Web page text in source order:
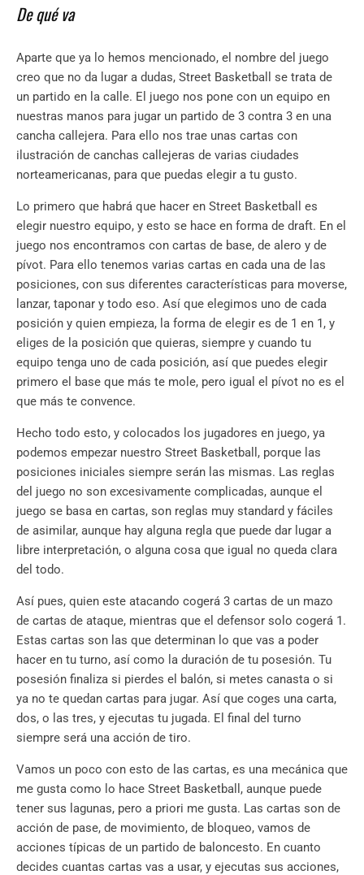
De qué va
Aparte que ya lo hemos mencionado, el nombre del juego
creo que no da lugar a dudas, Street Basketball se trata de
un partido en la calle. El juego nos pone con un equipo en
nuestras manos para jugar un partido de 3 contra 3 en una
cancha callejera. Para ello nos trae unas cartas con
ilustración de canchas callejeras de varias ciudades
norteamericanas, para que puedas elegir a tu gusto.
Lo primero que habrá que hacer en Street Basketball es
elegir nuestro equipo, y esto se hace en forma de draft. En el
juego nos encontramos con cartas de base, de alero y de
pívot. Para ello tenemos varias cartas en cada una de las
posiciones, con sus diferentes características para moverse,
lanzar, taponar y todo eso. Así que elegimos uno de cada
posición y quien empieza, la forma de elegir es de 1 en 1, y
eliges de la posición que quieras, siempre y cuando tu
equipo tenga uno de cada posición, así que puedes elegir
primero el base que más te mole, pero igual el pívot no es el
que más te convence.
Hecho todo esto, y colocados los jugadores en juego, ya
podemos empezar nuestro Street Basketball, porque las
posiciones iniciales siempre serán las mismas. Las reglas
del juego no son excesivamente complicadas, aunque el
juego se basa en cartas, son reglas muy standard y fáciles
de asimilar, aunque hay alguna regla que puede dar lugar a
libre interpretación, o alguna cosa que igual no queda clara
del todo.
Así pues, quien este atacando cogerá 3 cartas de un mazo
de cartas de ataque, mientras que el defensor solo cogerá 1.
Estas cartas son las que determinan lo que vas a poder
hacer en tu turno, así como la duración de tu posesión. Tu
posesión finaliza si pierdes el balón, si metes canasta o si
ya no te quedan cartas para jugar. Así que coges una carta,
dos, o las tres, y ejecutas tu jugada. El final del turno
siempre será una acción de tiro.
Vamos un poco con esto de las cartas, es una mecánica que
me gusta como lo hace Street Basketball, aunque puede
tener sus lagunas, pero a priori me gusta. Las cartas son de
acción de pase, de movimiento, de bloqueo, vamos de
acciones típicas de un partido de baloncesto. En cuanto
decides cuantas cartas vas a usar, y ejecutas sus acciones,